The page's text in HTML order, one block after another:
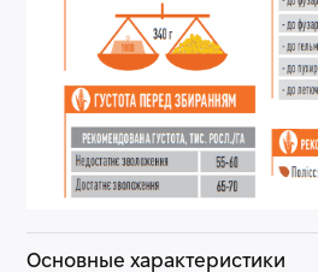
Основные характеристики